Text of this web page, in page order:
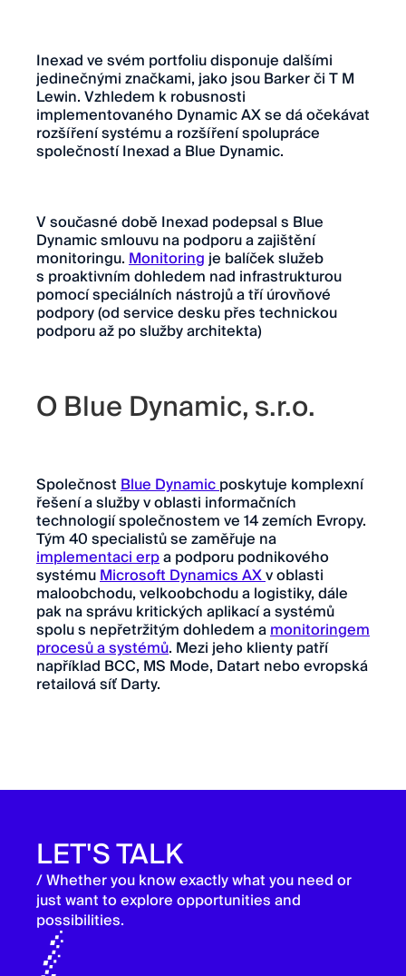
Inexad ve svém portfoliu disponuje dalšími
jedinečnými značkami, jako jsou Barker či T M
Lewin. Vzhledem k robusnosti
implementovaného Dynamic AX se dá očekávat
rozšíření systému a rozšíření spolupráce
společností Inexad a Blue Dynamic.
V současné době Inexad podepsal s Blue
Dynamic smlouvu na podporu a zajištění
monitoringu.Monitoringje balíček služeb
s proaktivním dohledem nad infrastrukturou
pomocí speciálních nástrojů a tří úrovňové
podpory (od service desku přes technickou
podporu až po služby architekta)
O Blue Dynamic, s.r.o.
SpolečnostBlue Dynamicposkytuje komplexní
řešení a služby v oblasti informačních
technologií společnostem ve 14 zemích Evropy.
Tým 40 specialistů se zaměřuje na
implementaci erpa podporu podnikového
systémuMicrosoft Dynamics AXv oblasti
maloobchodu, velkoobchodu a logistiky, dále
pak na správu kritických aplikací a systémů
spolu s nepřetržitým dohledem amonitoringem
procesů a systémů. Mezi jeho klienty patří
například BCC, MS Mode, Datart nebo evropská
retailová síť Darty.
LET'S TALK
/ Whether you know exactly what you need or
just want to explore opportunities and
possibilities.